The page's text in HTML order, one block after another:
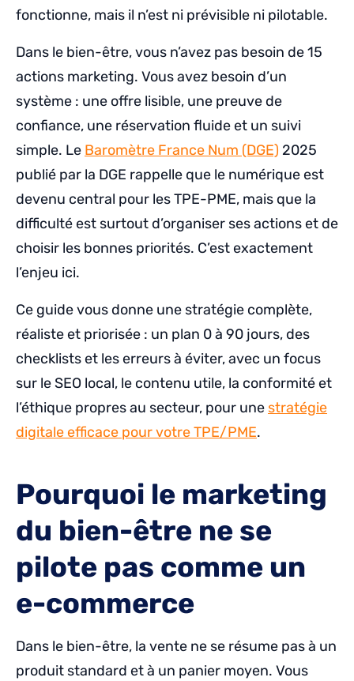
fonctionne, mais il n’est ni prévisible ni pilotable.
Dans le bien-être, vous n’avez pas besoin de 15
actions marketing. Vous avez besoin d’un
système : une offre lisible, une preuve de
confiance, une réservation fluide et un suivi
simple. Le Baromètre France Num (DGE) 2025
publié par la DGE rappelle que le numérique est
devenu central pour les TPE-PME, mais que la
difficulté est surtout d’organiser ses actions et de
choisir les bonnes priorités. C’est exactement
l’enjeu ici.
Ce guide vous donne une stratégie complète,
réaliste et priorisée : un plan 0 à 90 jours, des
checklists et les erreurs à éviter, avec un focus
sur le SEO local, le contenu utile, la conformité et
l’éthique propres au secteur, pour une stratégie
digitale efficace pour votre TPE/PME.
Pourquoi le marketing
du bien-être ne se
pilote pas comme un
e-commerce
Dans le bien-être, la vente ne se résume pas à un
produit standard et à un panier moyen. Vous